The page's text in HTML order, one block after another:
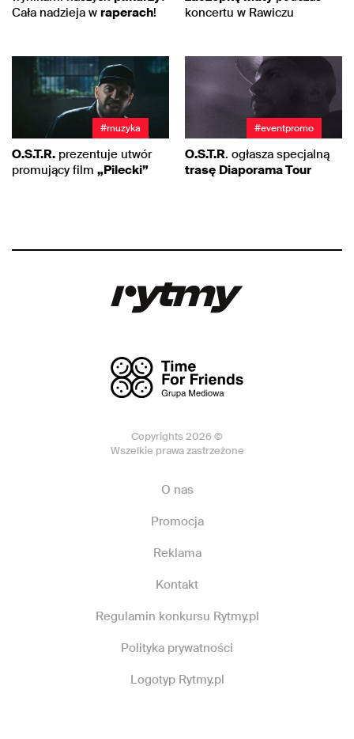
Cała nadzieja w raperach!
koncertu w Rawiczu
#muzyka
O.S.T.R. prezentuje utwór
promujący film „Pilecki”
#eventpromo
O.S.T.R. ogłasza specjalną
trasę Diaporama Tour
Copyrights 2026 ©
Wszelkie prawa zastrzeżone
O nas
Promocja
Reklama
Kontakt
Regulamin konkursu Rytmy.pl
Polityka prywatności
Logotyp Rytmy.pl